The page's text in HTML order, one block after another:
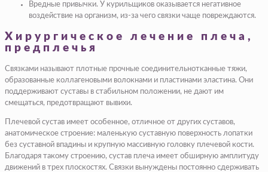
Вредные привычки. У курильщиков оказывается негативное
воздействие на организм, из-за чего связки чаще повреждаются.
Хирургическое лечение плеча,
предплечья
Связками называют плотные прочные соединительнотканные тяжи,
образованные коллагеновыми волокнами и пластинами эластина. Они
поддерживают суставы в стабильном положении, не дают им
смещаться, предотвращают вывихи.
Плечевой сустав имеет особенное, отличное от других суставов,
анатомическое строение: маленькую суставную поверхность лопатки
без суставной впадины и крупную массивную головку плечевой кости.
Благодаря такому строению, сустав плеча имеет обширную амплитуду
движений в трех плоскостях. Связки вынуждены постоянно сдерживать